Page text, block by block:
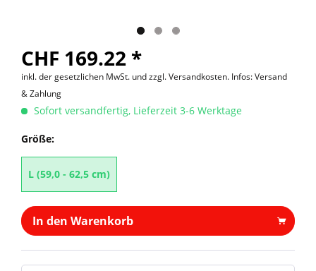
CHF 169.22 *
inkl. der gesetzlichen MwSt. undzzgl. Versandkosten. Infos: Versand
& Zahlung
Sofort versandfertig, Lieferzeit 3-6 Werktage
Größe:
L (59,0 - 62,5 cm)
In den Warenkorb